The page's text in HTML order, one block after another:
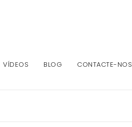
VÍDEOS BLOG CONTACTE-NOS